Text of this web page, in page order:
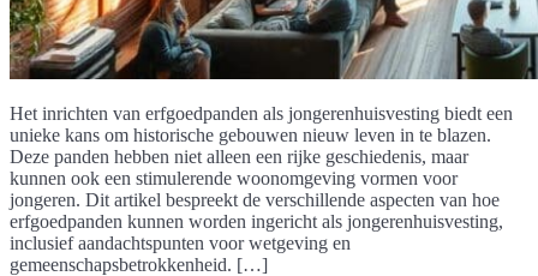
Het inrichten van erfgoedpanden als jongerenhuisvesting biedt een
unieke kans om historische gebouwen nieuw leven in te blazen.
Deze panden hebben niet alleen een rijke geschiedenis, maar
kunnen ook een stimulerende woonomgeving vormen voor
jongeren. Dit artikel bespreekt de verschillende aspecten van hoe
erfgoedpanden kunnen worden ingericht als jongerenhuisvesting,
inclusief aandachtspunten voor wetgeving en
gemeenschapsbetrokkenheid. […]